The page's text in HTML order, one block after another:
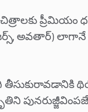
అవతార్)